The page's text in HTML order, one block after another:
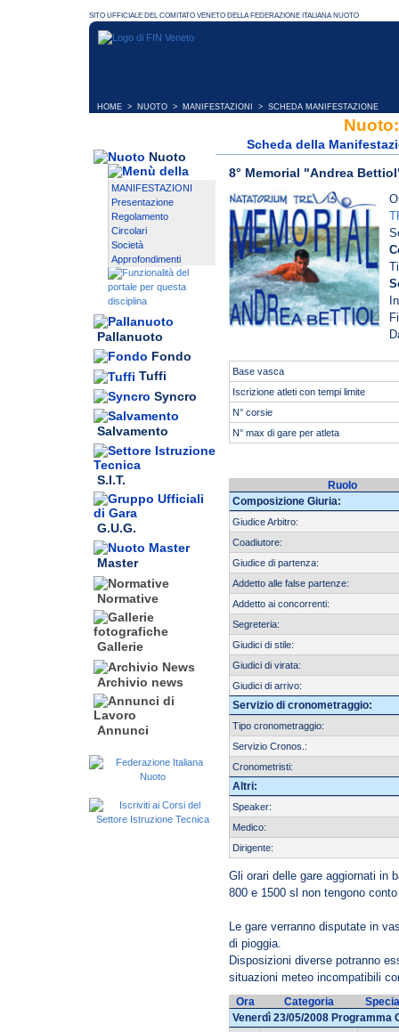
HOME > NUOTO > MANIFESTAZIONI > SCHEDA MANIFESTAZIONE
Nuoto
MANIFESTAZIONI
Presentazione
Regolamento
Circolari
Società
Approfondimenti
Pallanuoto
Fondo
Tuffi
Syncro
Salvamento
S.I.T.
G.U.G.
Master
Normative
Gallerie
Archivio news
Annunci
Scheda della
8° Memorial "Andrea
Base vasca
Iscrizione atleti con tempi limite
N° corsie
N° max di gare per atleta
Ruolo
Composizione Giuria:
Giudice Arbitro:
Coadiutore:
Giudice di partenza:
Addetto alle false partenze:
Addetto ai concorrenti:
Segreteria:
Giudici di stile:
Giudici di virata:
Giudici di arrivo:
Servizio di cronometraggio:
Tipo cronometraggio:
Servizio Cronos.:
Cronometristi:
Altri:
Speaker:
Medico:
Dirigente:
Gli orari delle gare aggiornati in
800 e 1500 sl non tengono
Le gare verranno disputate in
di pioggia.
Disposizioni diverse potranno
situazioni meteo incompatibili
Ora Categoria
Venerdì 23/05/2008 Programma